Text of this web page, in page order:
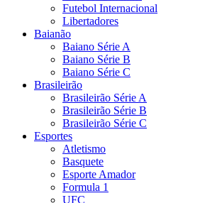
Futebol Internacional
Libertadores
Baianão
Baiano Série A
Baiano Série B
Baiano Série C
Brasileirão
Brasileirão Série A
Brasileirão Série B
Brasileirão Série C
Esportes
Atletismo
Basquete
Esporte Amador
Formula 1
UFC